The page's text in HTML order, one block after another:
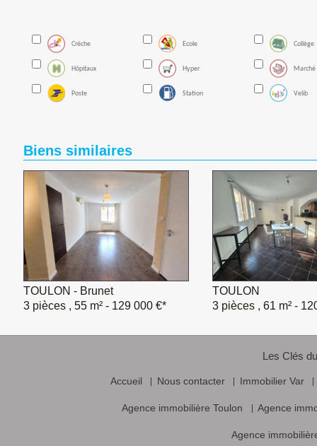
Créche Ecole Collège
Hôpitaux Hyper Marché
Poste Station Velib
Biens similaires
TOULON - Brunet
3 pièces , 55 m² - 129 000 €*
TOULON
3 pièces , 61 m² -
Les Clés
Accueil Nous contacter Immobilier Var
Agence immobilière Toulon Agence
Agence